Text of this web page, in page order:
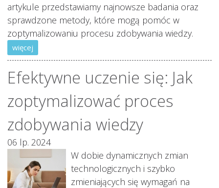
artykule przedstawiamy najnowsze badania oraz
sprawdzone metody, które mogą pomóc w
zoptymalizowaniu procesu zdobywania wiedzy.
więcej
Efektywne uczenie się: Jak
zoptymalizować proces
zdobywania wiedzy
06 lp. 2024
W dobie dynamicznych zmian
technologicznych i szybko
zmieniających się wymagań na